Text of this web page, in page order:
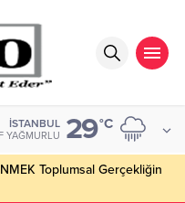
İSTANBUL
YAĞMURLU 29°C
Toplumsal Gerçekliğin